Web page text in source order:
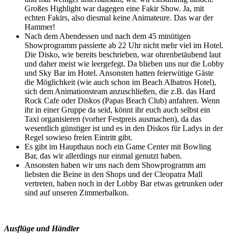
Großes Highlight war dagegen eine Fakir Show. Ja, mit
echten Fakirs, also diesmal keine Animateure. Das war der
Hammer!
Nach dem Abendessen und nach dem 45 minütigen
Showprogramm passierte ab 22 Uhr nicht mehr viel im Hotel.
Die Disko, wie bereits beschrieben, war ohrenbetäubend laut
und daher meist wie leergefegt. Da blieben uns nur die Lobby
und Sky Bar im Hotel. Ansonsten hatten feierwütige Gäste
die Möglichkeit (wie auch schon im Beach Albatros Hotel),
sich dem Animationsteam anzuschließen, die z.B. das Hard
Rock Cafe oder Diskos (Papas Beach Club) anfahren. Wenn
ihr in einer Gruppe da seid, könnt ihr euch auch selbst ein
Taxi organisieren (vorher Festpreis ausmachen), da das
wesentlich günstiger ist und es in den Diskos für Ladys in der
Regel sowieso freien Eintritt gibt.
Es gibt im Haupthaus noch ein Game Center mit Bowling
Bar, das wir allerdings nur einmal genutzt haben.
Ansonsten haben wir uns nach dem Showprogramm am
liebsten die Beine in den Shops und der Cleopatra Mall
vertreten, haben noch in der Lobby Bar etwas getrunken oder
sind auf unseren Zimmerbalkon.
Ausflüge und Händler